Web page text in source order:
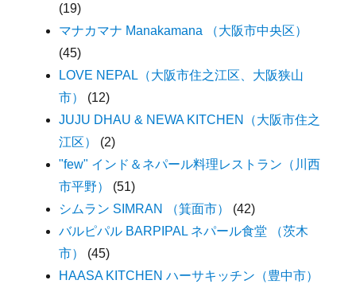
(19)
マナカマナ Manakamana （大阪市中央区）
(45)
LOVE NEPAL（大阪市住之江区、大阪狭山
市）
(12)
JUJU DHAU & NEWA KITCHEN（大阪市住之
江区）
(2)
"few" インド＆ネパール料理レストラン（川西
市平野）
(51)
シムラン SIMRAN （箕面市）
(42)
バルピパル BARPIPAL ネパール食堂 （茨木
市）
(45)
HAASA KITCHEN ハーサキッチン（豊中市）